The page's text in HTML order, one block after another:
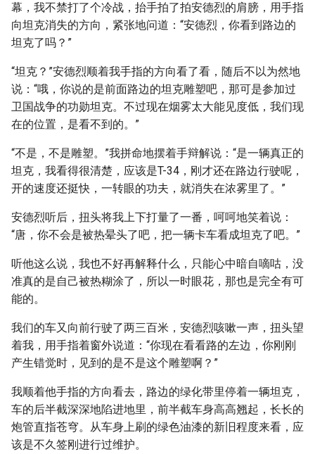
幕，我不禁打了个冷战，抬手拍了拍安德烈的肩膀，用手指
向坦克消失的方向，紧张地问道：“安德烈，你看到路边的
坦克了吗？”
“坦克？”安德烈顺着我手指的方向看了看，随后不以为然地
说：“哦，你说的是前面路边的坦克雕塑吧，那可是参加过
卫国战争的功勋坦克。不过现在烟雾太大能见度低，我们现
在的位置，是看不到的。”
“不是，不是雕塑。”我拼命地摆着手辩解说：“是一辆真正的
坦克，我看得很清楚，应该是T-34，刚才还在路边行驶呢，
开的速度还挺快，一转眼的功夫，就消失在浓雾里了。”
安德烈听后，扭头将我上下打量了一番，呵呵地笑着说：
“唐，你不会是被热晕头了吧，把一辆卡车看成坦克了吧。”
听他这么说，我也不好再解释什么，只能心中暗自嘀咕，没
准真的是自己被热糊涂了，所以一时眼花，那也是完全有可
能的。
我们的车又向前行驶了两三百米，安德烈咳嗽一声，扭头望
着我，用手指着窗外说道：“你现在看看路的左边，你刚刚
产生错觉时，见到的是不是这个雕塑啊？”
我顺着他手指的方向看去，路边的绿化带里停着一辆坦克，
车的后半截深深地陷进地里，前半截车身高高翘起，长长的
炮管直指苍穹。从车身上刷的绿色油漆的新旧程度来看，应
该是不久签刚进行过维护。